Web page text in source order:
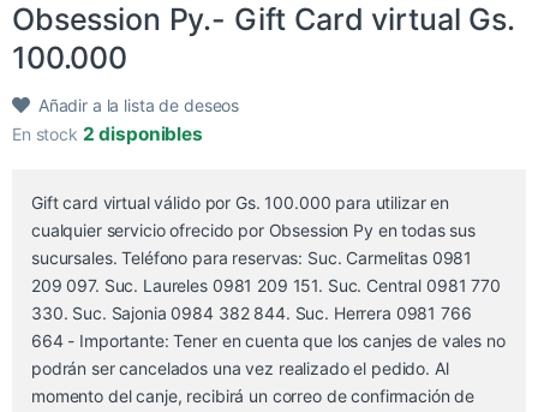
Obsession Py.- Gift Card virtual Gs.
100.000
Añadir a la lista de deseos
En stock 2 disponibles
Gift card virtual válido por Gs. 100.000 para utilizar en
cualquier servicio ofrecido por Obsession Py en todas sus
sucursales. Teléfono para reservas: Suc. Carmelitas 0981
209 097. Suc. Laureles 0981 209 151. Suc. Central 0981 770
330. Suc. Sajonia 0984 382 844. Suc. Herrera 0981 766
664 - Importante: Tener en cuenta que los canjes de vales no
podrán ser cancelados una vez realizado el pedido. Al
momento del canje, recibirá un correo de confirmación de